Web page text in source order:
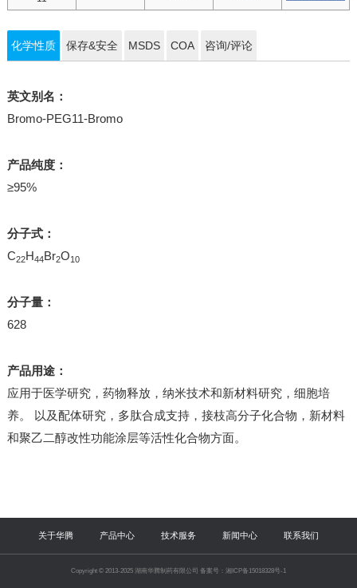
化学性质 保存&安全 MSDS COA 咨询/评论
英文别名：
Bromo-PEG11-Bromo
产品纯度：
≥95%
分子式：
C22H44Br2O10
分子量：
628
产品用途：
应用于医学研究，药物释放，纳米技术和新材料研究，细胞培
养。 以及配体研究，多肽合成支持，接枝高分子化合物，新材料
和聚乙二醇改性功能涂层等活性化合物方面。
关于华腾 产品中心 技术服务 新闻中心 联系我们
Copyright © 2013-2025 湖南华腾制药有限公司 备案号：湘ICP备15018328号-1